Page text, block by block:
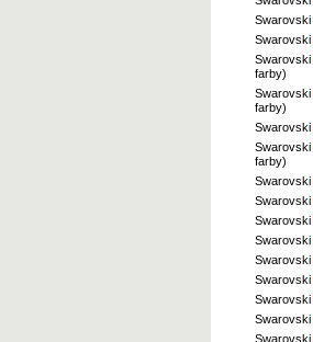
Swarovski
Swarovski
Swarovski
farby)
Swarovski
farby)
Swarovski
Swarovski
farby)
Swarovski
Swarovski
Swarovski
Swarovski
Swarovski
Swarovski
Swarovski
Swarovski
Swarovski